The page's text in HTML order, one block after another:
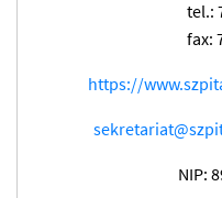
tel.:
fax:
https://
NIP: